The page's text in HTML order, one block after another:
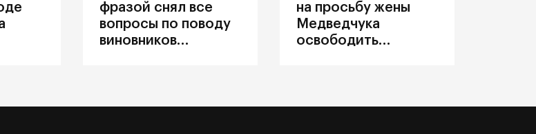
фразой снял все
вопросы по поводу
виновников
на просьбу жены
Медведчука
освободить